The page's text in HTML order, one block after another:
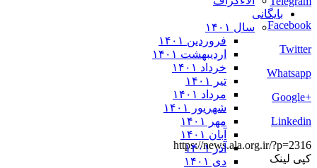
بایگانی
سال ۱۴۰۱
فروردین ۱۴۰۱
اردیبهشت ۱۴۰۱
خرداد ۱۴۰۱
تیر ۱۴۰۱
مرداد ۱۴۰۱
شهریور ۱۴۰۱
مهر ۱۴۰۱
آبان ۱۴۰۱
آذر ۱۴۰۱
دی ۱۴۰۱
Facebook
Twitter
Whatsapp
+Google
Linkedin
https://news.ala.org.ir/?p=2316
کپی لینک